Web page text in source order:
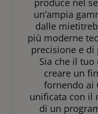
produce nel
un’ampia
dalle
più moderne
precisione e
Sia che il
creare un
fornendo ai
unificata con il
di un